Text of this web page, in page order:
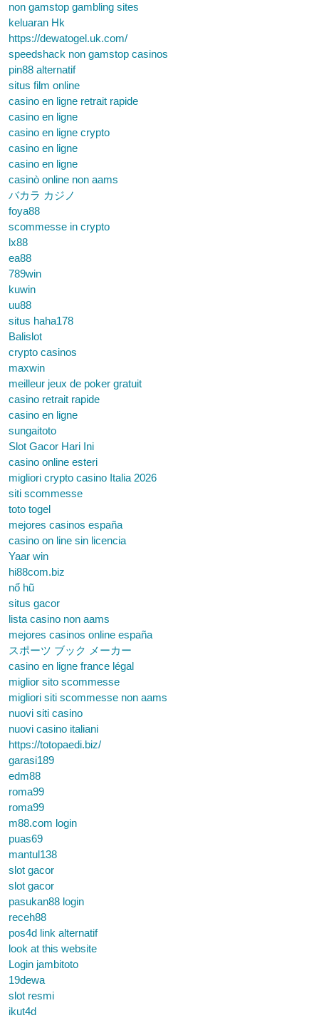
non gamstop gambling sites
keluaran Hk
https://dewatogel.uk.com/
speedshack non gamstop casinos
pin88 alternatif
situs film online
casino en ligne retrait rapide
casino en ligne
casino en ligne crypto
casino en ligne
casino en ligne
casinò online non aams
バカラ カジノ
foya88
scommesse in crypto
lx88
ea88
789win
kuwin
uu88
situs haha178
Balislot
crypto casinos
maxwin
meilleur jeux de poker gratuit
casino retrait rapide
casino en ligne
sungaitoto
Slot Gacor Hari Ini
casino online esteri
migliori crypto casino Italia 2026
siti scommesse
toto togel
mejores casinos españa
casino on line sin licencia
Yaar win
hi88com.biz
nổ hũ
situs gacor
lista casino non aams
mejores casinos online españa
スポーツ ブック メーカー
casino en ligne france légal
miglior sito scommesse
migliori siti scommesse non aams
nuovi siti casino
nuovi casino italiani
https://totopaedi.biz/
garasi189
edm88
roma99
roma99
m88.com login
puas69
mantul138
slot gacor
slot gacor
pasukan88 login
receh88
pos4d link alternatif
look at this website
Login jambitoto
19dewa
slot resmi
ikut4d